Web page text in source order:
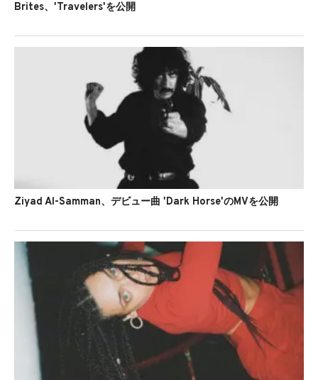
Brites、'Travelers'を公開
Ziyad Al-Samman、デビュー曲 'Dark Horse'のMVを公開